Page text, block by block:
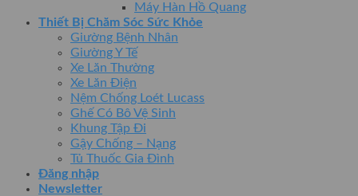
Máy Hàn Hồ Quang
Thiết Bị Chăm Sóc Sức Khỏe
Giường Bệnh Nhân
Giường Y Tế
Xe Lăn Thường
Xe Lăn Điện
Nệm Chống Loét Lucass
Ghế Có Bô Vệ Sinh
Khung Tập Đi
Gậy Chống – Nạng
Tủ Thuốc Gia Đình
Đăng nhập
Newsletter